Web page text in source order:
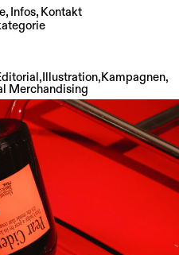
Infos Kontakt
,Illustration,Kampagnen,
Merchandising